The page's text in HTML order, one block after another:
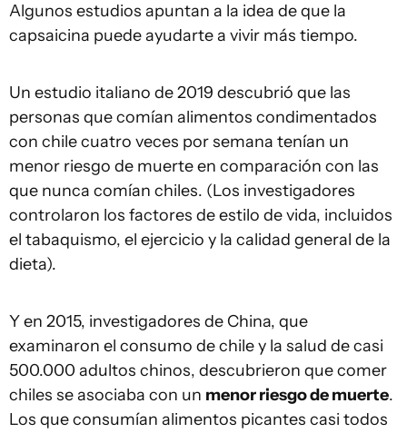
Algunos estudios apuntan a la idea de que la
capsaicina puede ayudarte a vivir más tiempo.
Un estudio italiano de 2019 descubrió que las
personas que comían alimentos condimentados
con chile cuatro veces por semana tenían un
menor riesgo de muerte en comparación con las
que nunca comían chiles. (Los investigadores
controlaron los factores de estilo de vida, incluidos
el tabaquismo, el ejercicio y la calidad general de la
dieta).
Y en 2015, investigadores de China, que
examinaron el consumo de chile y la salud de casi
500.000 adultos chinos, descubrieron que comer
chiles se asociaba con un menor riesgo de muerte.
Los que consumían alimentos picantes casi todos